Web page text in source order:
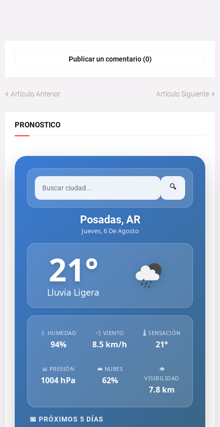
Publicar un comentario (0)
Artículo Anterior Artículo Siguiente
PRONOSTICO
🔍
Posadas, AR
Jueves, 6 De Agosto
21°
Lluvia Ligera
💧 HUMEDAD
94%
💨 VIENTO
8.5 km/h
🌡️ SENSACIÓN
21°
📊 PRESIÓN
1004 hPa
☁️ NUBES
62%
👁️
VISIBILIDAD
7.8km
📅 PRÓXIMOS 5 DÍAS